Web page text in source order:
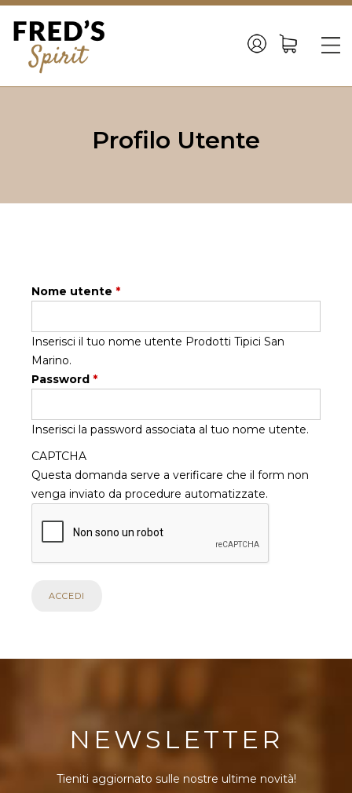
☰
Profilo Utente
Nome utente *
Inserisci il tuo nome utente Prodotti Tipici San
Marino.
Password *
Inserisci la password associata al tuo nome utente.
CAPTCHA
Questa domanda serve a verificare che il form non
venga inviato da procedure automatizzate.
NEWSLETTER
Tieniti aggiornato sulle nostre ultime novità!